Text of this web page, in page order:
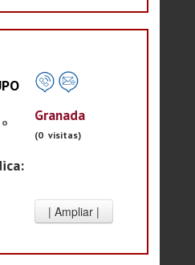
Granada
(0 visitas)